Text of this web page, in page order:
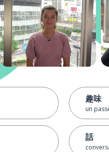
趣味
un
話